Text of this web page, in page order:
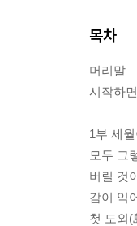
목차
머리말
시작하
1부 세
모두 그
버릴 것
감이 익
첫 도외(